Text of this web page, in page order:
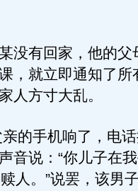
有回家，他的父
，就立即通知了所
人方寸大乱。
手机响了，电话
音说：“你儿子在
人。”说罢，该男